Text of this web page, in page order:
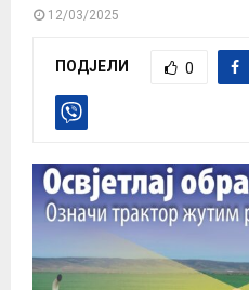
12/03/2025
ПОДЈЕЛИ 0